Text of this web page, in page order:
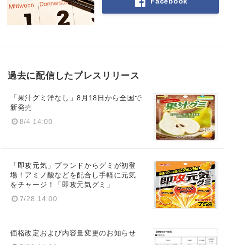
過去に配信したプレスリリース
「果汁グミ洋なし」8月18日から全国で
新発売
8/4 14:00
「即攻元気」ブランドからグミが初登
場！アミノ酸などを配合し手軽に元気
をチャージ！「即攻元気グミ」
7/28 14:00
価格改定および内容量変更のお知らせ